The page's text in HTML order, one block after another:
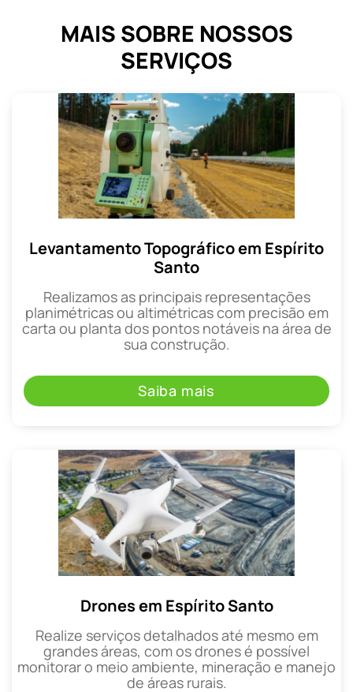
MAIS SOBRE NOSSOS
SERVIÇOS
Levantamento Topográfico em Espírito
Santo
Realizamos as principais representações
planimétricas ou altimétricas com precisão em
carta ou planta dos pontos notáveis na área de
sua construção.
Saiba mais
Drones em Espírito Santo
Realize serviços detalhados até mesmo em
grandes áreas, com os drones é possível
monitorar o meio ambiente, mineração e manejo
de áreas rurais.